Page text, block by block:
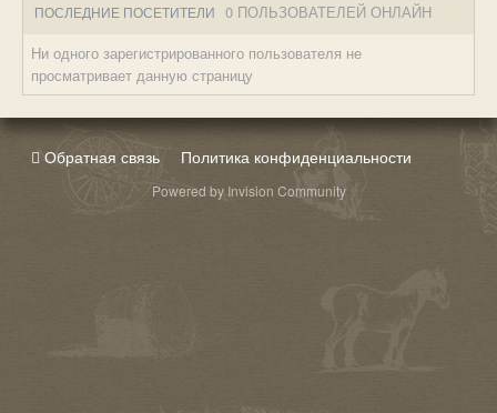
ПОСЛЕДНИЕ ПОСЕТИТЕЛИ 0 ПОЛЬЗОВАТЕЛЕЙ ОНЛАЙН
Ни одного зарегистрированного пользователя не
просматривает данную страницу
Обратная связь Политика конфиденциальности
Powered by Invision Community